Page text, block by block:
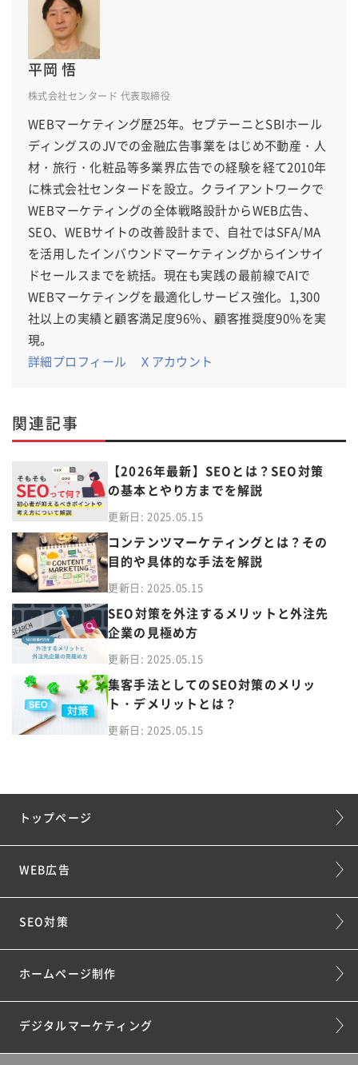
平岡 悟
株式会社センタード 代表取締役
WEBマーケティング歴25年。セプテーニとSBIホール
ディングスのJVでの金融広告事業をはじめ不動産・人
材・旅行・化粧品等多業界広告での経験を経て2010年
に株式会社センタードを設立。クライアントワークで
WEBマーケティングの全体戦略設計からWEB広告、
SEO、WEBサイトの改善設計まで、自社ではSFA/MA
を活用したインバウンドマーケティングからインサイ
ドセールスまでを統括。現在も実践の最前線でAIで
WEBマーケティングを最適化しサービス強化。1,300
社以上の実績と顧客満足度96％、顧客推奨度90％を実
現。
詳細プロフィール
Ｘアカウント
関連記事
【2026年最新】SEOとは？SEO対策
の基本とやり方までを解説
更新日: 2025.05.15
コンテンツマーケティングとは？その
目的や具体的な手法を解説
更新日: 2025.05.15
SEO対策を外注するメリットと外注先
企業の見極め方
更新日: 2025.05.15
集客手法としてのSEO対策のメリッ
ト・デメリットとは？
更新日: 2025.05.15
トップページ
WEB広告
SEO対策
ホームページ制作
デジタルマーケティング